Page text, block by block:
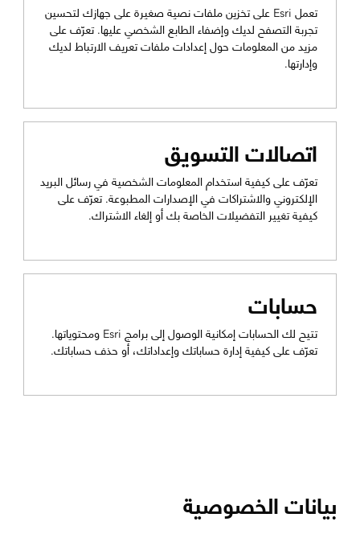
تعمل Esri على تخزين ملفات نصية صغيرة على جهازك لتحسين
تجربة التصفح لديك وإضفاء الطابع الشخصي عليها. تعرّف على
مزيد من المعلومات حول إعدادات ملفات تعريف الارتباط لديك
وإدارتها.
اتصالات التسويق
تعرّف على كيفية استخدام المعلومات الشخصية في رسائل البريد
الإلكتروني والاشتراكات في الإصدارات المطبوعة. تعرّف على
كيفية تغيير التفضيلات الخاصة بك أو إلغاء الاشتراك.
حسابات
تتيح لك الحسابات إمكانية الوصول إلى برامج Esri ومحتوياتها.
تعرّف على كيفية إدارة حساباتك وإعداداتك، أو حذف حساباتك.
بيانات الخصوصية